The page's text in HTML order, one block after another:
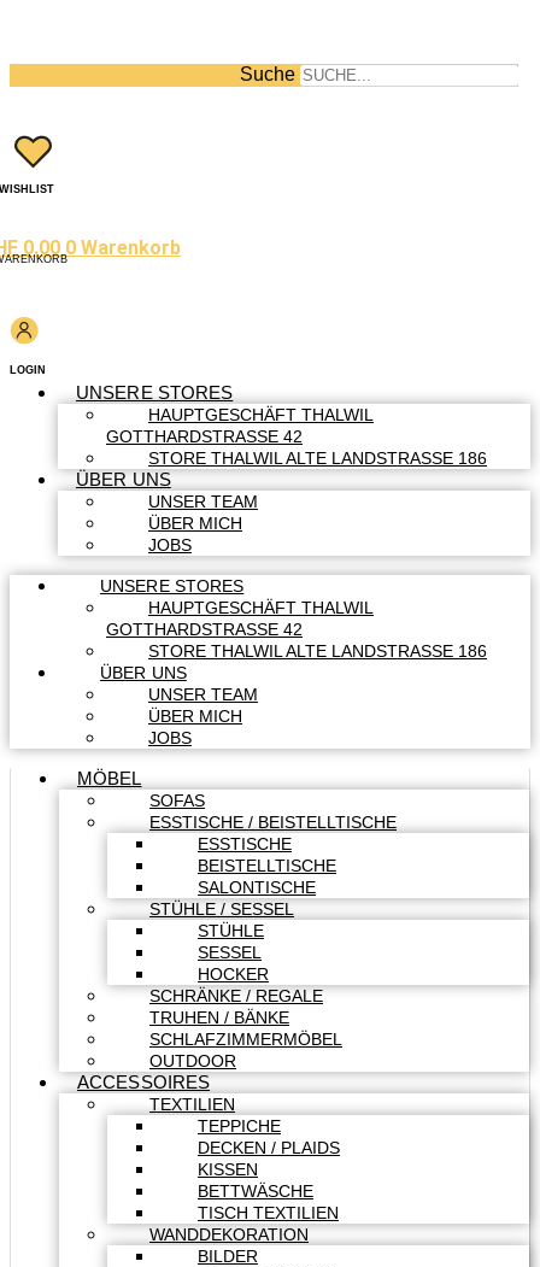
Suche
WISHLIST
0.00 0 Warenkorb
LOGIN
UNSERE STORES
HAUPTGESCHÄFT THALWIL
GOTTHARDSTRASSE 42
STORE THALWIL ALTE LANDSTRASSE 186
ÜBER UNS
UNSER TEAM
ÜBER MICH
JOBS
UNSERE STORES
HAUPTGESCHÄFT THALWIL
GOTTHARDSTRASSE 42
STORE THALWIL ALTE LANDSTRASSE 186
ÜBER UNS
UNSER TEAM
ÜBER MICH
JOBS
MÖBEL
SOFAS
ESSTISCHE / BEISTELLTISCHE
ESSTISCHE
BEISTELLTISCHE
SALONTISCHE
STÜHLE / SESSEL
STÜHLE
SESSEL
HOCKER
SCHRÄNKE / REGALE
TRUHEN / BÄNKE
SCHLAFZIMMERMÖBEL
OUTDOOR
ACCESSOIRES
TEXTILIEN
TEPPICHE
DECKEN / PLAIDS
KISSEN
BETTWÄSCHE
TISCH TEXTILIEN
WANDDEKORATION
BILDER